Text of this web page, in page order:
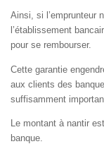
Ainsi, si l’emprunteur
l’établissement
pour se rembourser.
Cette garantie
aux clients des
suffisamment
Le montant à nantir
banque.